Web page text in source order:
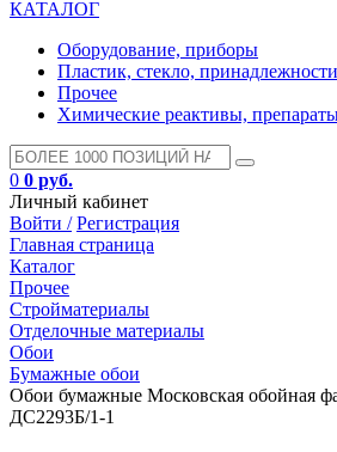
КАТАЛОГ
Оборудование, приборы
Пластик, стекло, принадлежности
Прочее
Химические реактивы,
0 0 руб.
Личный кабинет
Войти / Регистрация
Главная страница
Каталог
Прочее
Стройматериалы
Отделочные материалы
Обои
Бумажные обои
Обои бумажные Московская обойная
ДС2293Б/1-1